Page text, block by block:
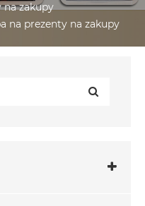
zakupy
na prezenty na zakupy